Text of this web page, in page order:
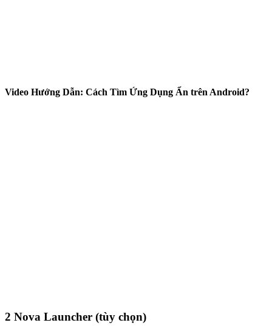
Video Hướng Dẫn: Cách Tìm Ứng Dụng Ẩn trên Android?
2 Nova Launcher (tùy chọn)